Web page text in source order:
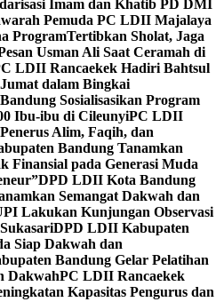
Imam dan Khatib PD DMI
Pemuda PC LDII Majalaya
ProgramTertibkan Sholat, Jaga
Usman Ali Saat Ceramah di
LDII Rancaekek Hadiri Bahtsul
dalam Bingkai
Sosialisasikan Program
Ibu-ibu di CileunyiPC LDII
Alim, Faqih, dan
Bandung Tanamkan
Finansial pada Generasi Muda
DPD LDII Kota Bandung
Semangat Dakwah dan
Lakukan Kunjungan Observasi
DPD LDII Kabupaten
Siap Dakwah dan
Bandung Gelar Pelatihan
DakwahPC LDII Rancaekek
Kapasitas Pengurus dan